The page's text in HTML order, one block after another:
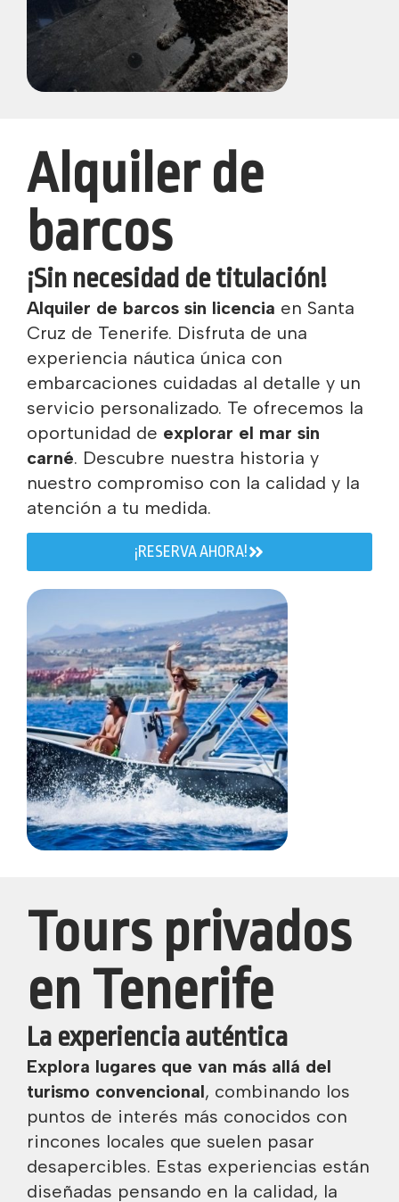
Alquiler de
barcos
¡Sin necesidad de titulación!
Alquiler de barcos sin licencia en Santa
Cruz de Tenerife. Disfruta de una
experiencia náutica única con
embarcaciones cuidadas al detalle y un
servicio personalizado. Te ofrecemos la
oportunidad de explorar el mar sin
carné. Descubre nuestra historia y
nuestro compromiso con la calidad y la
atención a tu medida.
¡RESERVA AHORA!
Tours privados
en Tenerife
La experiencia auténtica
Explora lugares que van más allá del
turismo convencional, combinando los
puntos de interés más conocidos con
rincones locales que suelen pasar
desapercibles. Estas experiencias están
diseñadas pensando en la calidad, la